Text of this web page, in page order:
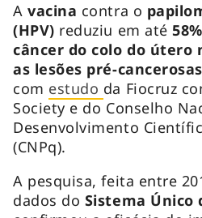
Avacina contra o
(HPV) reduziu em até
câncer do colo do útero
as lesões pré-
com estudo da Fiocruz
Society e do Conselho
Desenvolvimento
(CNPq).
A pesquisa, feita entre
dados do Sistema Único